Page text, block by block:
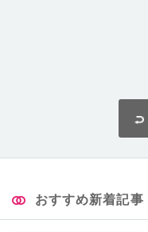
おすすめ新着記事